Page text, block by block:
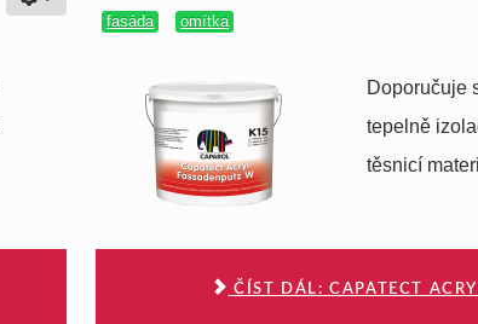
fasáda omítka
Doporučuje
tepelně
těsnicí
ČÍST DÁL: CAPATECT